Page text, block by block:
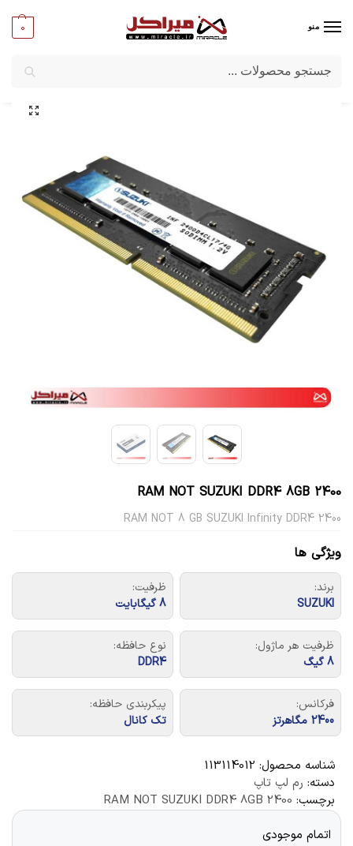
منو 0
میراکل/لپ تاپ/قطعات لپ تاپ
RAM NOT SUZUKI DDR4 8GB 2400
RAM NOT 8 GB SUZUKI Infinity DDR4 2400
ویژگی ها
برند:
SUZUKI
ظرفیت:
8 گیگابایت
ظرفيت هر ماژول:
8 گیگ
نوع حافظه:
DDR4
فرکانس:
2400 مگاهرتز
پیکربندی حافظه:
تک کانال
شناسه محصول: 113114012
دسته: رم لپ تاپ
برچسب: RAM NOT SUZUKI DDR4 8GB 2400
اتمام موجودی